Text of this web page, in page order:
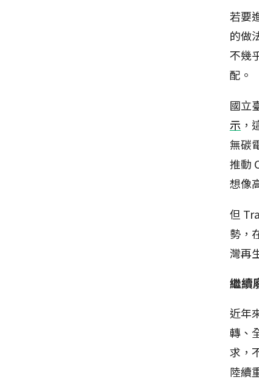
若要
的做
不幾
配。
國立
示 ，
無碳
推動
想像
但
勢，
灣再
繼續
近年
轉、
求，
陸續